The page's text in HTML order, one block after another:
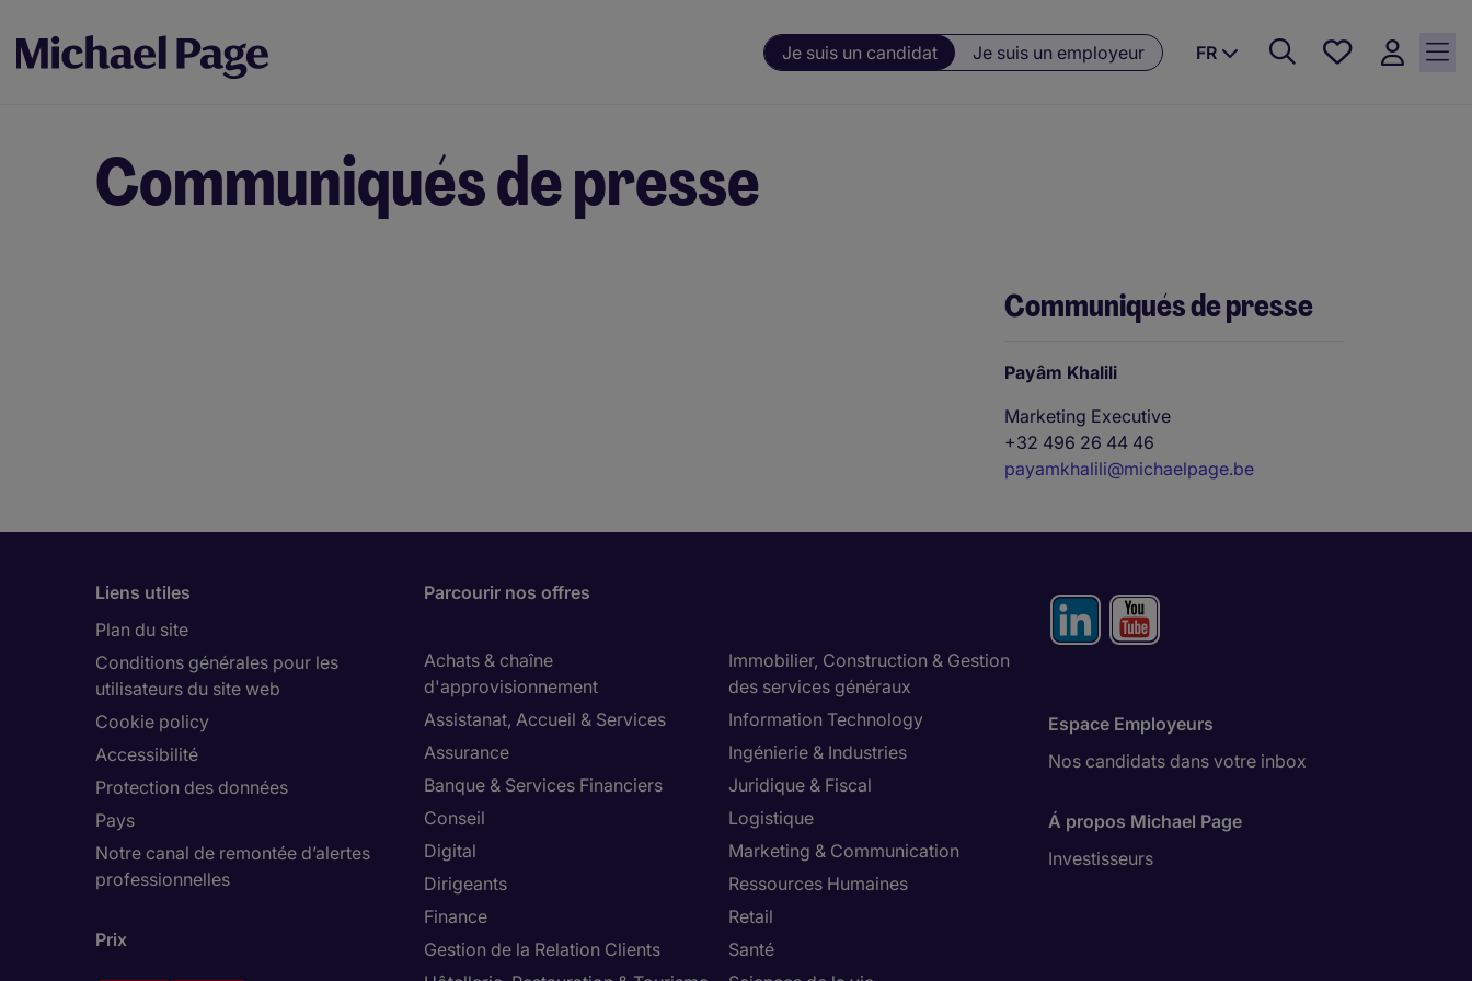
Je suis un candidat Je suis un employeur FR
Favoris, 0
Communiqués de presse
Communiqués de presse
Payâm Khalili
Marketing Executive
+32 496 26 44 46
payamkhalili@michaelpage.be
Liens utiles
Plan du site
Conditions générales pour les
utilisateurs du site web
Cookie policy
Accessibilité
Protection des données
Pays
Notre canal de remontée d’alertes
professionnelles
Prix
Parcourir nos offres
Achats & chaîne
d'approvisionnement
Assistanat, Accueil & Services
Assurance
Banque & Services Financiers
Conseil
Digital
Dirigeants
Finance
Gestion de la Relation Clients
Immobilier, Construction & Gestion
des services généraux
Information Technology
Ingénierie & Industries
Juridique & Fiscal
Logistique
Marketing & Communication
Ressources Humaines
Retail
Santé
Espace Employeurs
Nos candidats dans votre inbox
Á propos Michael Page
Investisseurs